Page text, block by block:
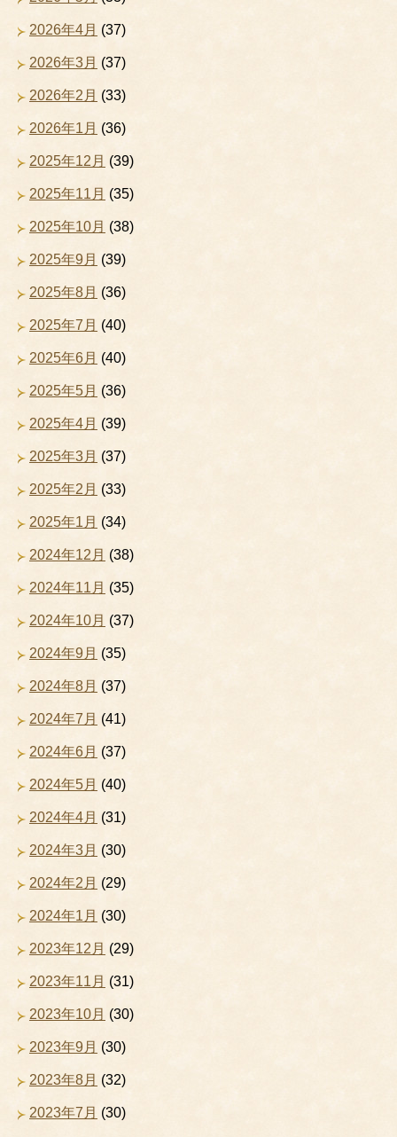
2026年4月 (37)
2026年3月 (37)
2026年2月 (33)
2026年1月 (36)
2025年12月 (39)
2025年11月 (35)
2025年10月 (38)
2025年9月 (39)
2025年8月 (36)
2025年7月 (40)
2025年6月 (40)
2025年5月 (36)
2025年4月 (39)
2025年3月 (37)
2025年2月 (33)
2025年1月 (34)
2024年12月 (38)
2024年11月 (35)
2024年10月 (37)
2024年9月 (35)
2024年8月 (37)
2024年7月 (41)
2024年6月 (37)
2024年5月 (40)
2024年4月 (31)
2024年3月 (30)
2024年2月 (29)
2024年1月 (30)
2023年12月 (29)
2023年11月 (31)
2023年10月 (30)
2023年9月 (30)
2023年8月 (32)
2023年7月 (30)